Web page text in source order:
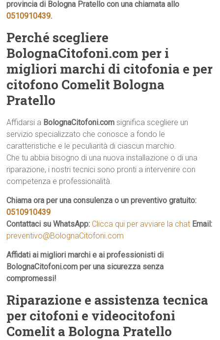
provincia di Bologna Pratello con una chiamata allo
0510910439.
Perché scegliere
BolognaCitofoni.com per i
migliori marchi di citofonia e per
citofono Comelit Bologna
Pratello
Affidarsi a BolognaCitofoni.com significa scegliere un
servizio specializzato che conosce a fondo le
caratteristiche e le peculiarità di ciascun marchio.
Che tu abbia bisogno di una nuova installazione o di una
riparazione, i nostri tecnici sono pronti a intervenire con
competenza e professionalità.
Chiama ora per una consulenza o un preventivo gratuito:
0510910439
Contattaci su WhatsApp: Clicca qui per avviare la chat Email:
preventivo@BolognaCitofoni.com
Affidati ai migliori marchi e ai professionisti di
BolognaCitofoni.com per una sicurezza senza
compromessi!
Riparazione e assistenza tecnica
per citofoni e videocitofoni
Comelit a Bologna Pratello